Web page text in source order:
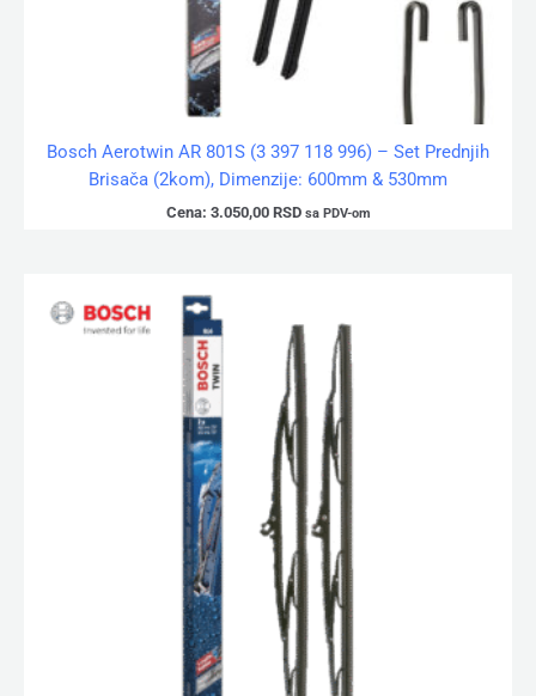
Bosch Aerotwin AR 801S (3 397 118 996) – Set Prednjih
Brisača (2kom), Dimenzije: 600mm & 530mm
Cena: 3.050,00 RSD sa PDV-om